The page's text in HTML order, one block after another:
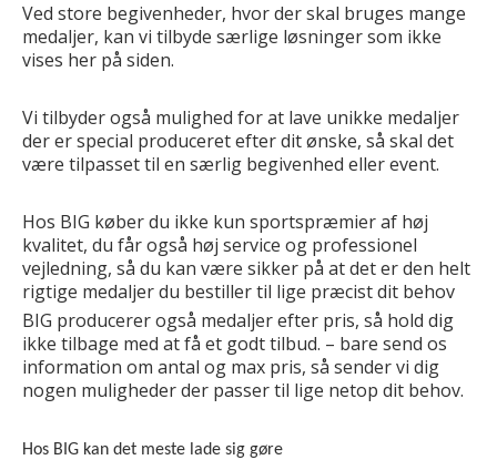
Ved store begivenheder, hvor der skal bruges mange
medaljer, kan vi tilbyde særlige løsninger som ikke
vises her på siden.
Vi tilbyder også mulighed for at lave unikke medaljer
der er special produceret efter dit ønske, så skal det
være tilpasset til en særlig begivenhed eller event.
Hos BIG køber du ikke kun sportspræmier af høj
kvalitet, du får også høj service og professionel
vejledning, så du kan være sikker på at det er den helt
rigtige medaljer du bestiller til lige præcist dit behov
BIG producerer også medaljer efter pris, så hold dig
ikke tilbage med at få et godt tilbud. – bare send os
information om antal og max pris, så sender vi dig
nogen muligheder der passer til lige netop dit behov.
Hos BIG kan det meste lade sig gøre